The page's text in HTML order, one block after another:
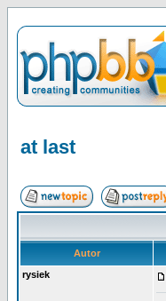
at last
Autor
rysiek